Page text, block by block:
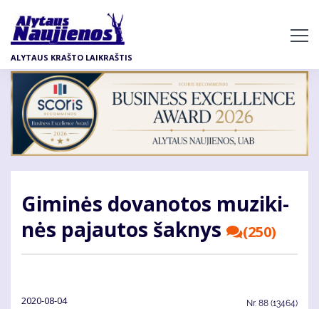
pagrindinį
turinį
ALYTAUS KRAŠTO LAIKRAŠTIS
Gi­mi­nės do­va­no­tos mu­zi­ki­
nės pa­jau­tos šak­nys
(250)
2020-08-04 Nr. 88 (13464)